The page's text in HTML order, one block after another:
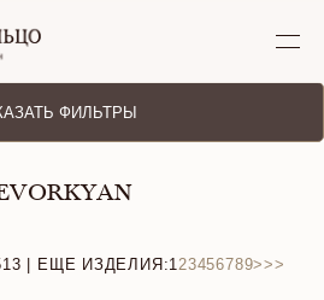
ФИЛЬТРЫ
| ЕЩЕ ИЗДЕЛИЯ:123456789>>>